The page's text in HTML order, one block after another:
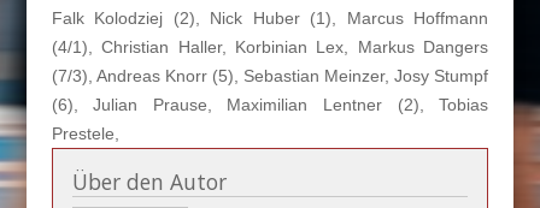
Falk Kolodziej (2), Nick Huber (1), Marcus Hoffmann
(4/1), Christian Haller, Korbinian Lex, Markus Dangers
(7/3), Andreas Knorr (5), Sebastian Meinzer, Josy Stumpf
(6), Julian Prause, Maximilian Lentner (2), Tobias
Prestele,
Über den Autor